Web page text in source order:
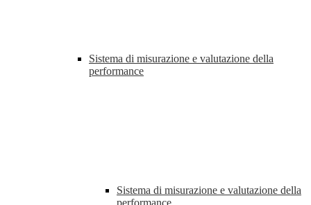
Sistema di misurazione e valutazione della
performance
Sistema di misurazione e valutazione della